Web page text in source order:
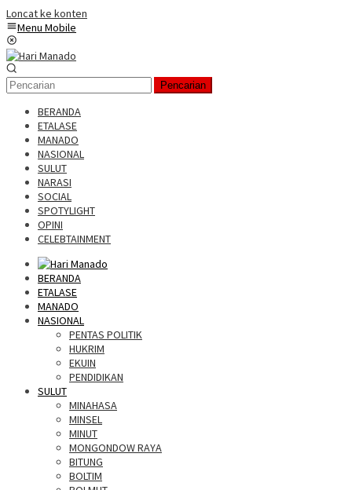
Loncat ke konten
Menu Mobile
Pencarian
BERANDA
ETALASE
MANADO
NASIONAL
SULUT
NARASI
SOCIAL
SPOTYLIGHT
OPINI
CELEBTAINMENT
BERANDA
ETALASE
MANADO
NASIONAL
PENTAS POLITIK
HUKRIM
EKUIN
PENDIDIKAN
SULUT
MINAHASA
MINSEL
MINUT
MONGONDOW RAYA
BITUNG
BOLTIM